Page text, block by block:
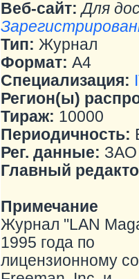
Веб-сайт: Для
Тип: Журнал
Формат: A4
Специализация:
Регион(ы)
Тираж: 10000
Периодичность:
Рег. данные: ЗАО
Главный
Примечание
Журнал "LAN
1995 года по
лицензионному